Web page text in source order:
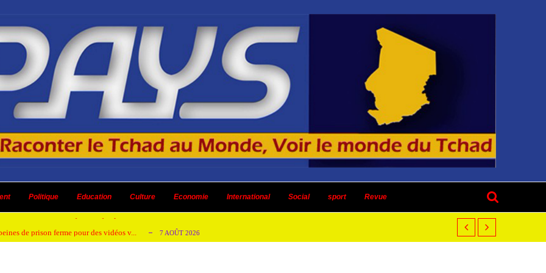
Politique Education Culture Economie International Social sport Revue
en Afrique de l’Ouest et du Ce... 4 AOÛT 2026
un dividende ni une quelconque plus-... 3 AOÛT 2026
de prison ferme pour des vidéos v... 7 AOÛT 2026